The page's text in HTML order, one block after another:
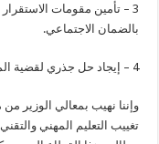
3 – تأمين مقومات
بالضمان الاجتماعي.
4 – إيجاد حل جذري لقضية المتعاقدين والعمل على تثبيتهم.
وإننا نهيب بمعالي الوزير
تغييب التعليم المهني